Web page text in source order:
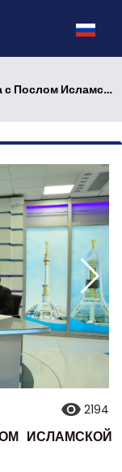
Републики Пакистан
2194
ИСЛАМСКОЙ